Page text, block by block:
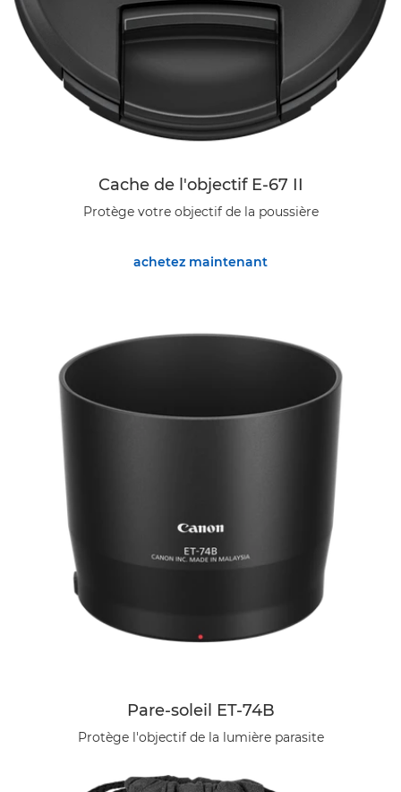
Cache de l'objectif E-67 II
Protège votre objectif de la poussière
achetez maintenant
Pare-soleil ET-74B
Protège l'objectif de la lumière parasite